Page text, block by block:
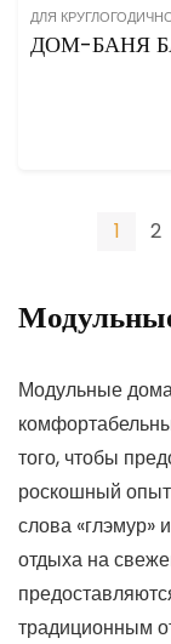
ДЛЯ
ДОМ-БАНЯ
1 2
Модульные
того, чтобы
роскошный
слова «глэмур»
отдыха на
традиционным